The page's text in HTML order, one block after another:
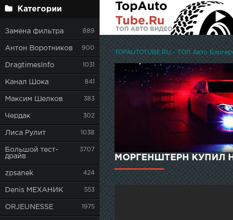
Категории
Замена фильтра 889
Антон Воротников 900
DragtimesInfo 1031
Канал Шока 841
Максим Шелков 383
Чердак 302
Лиса Рулит 1038
Большой тест-
драйв
3707
zpsanek 424
Denis МЕХАНИК 553
ORJEUNESSE 1975
TOPAUTOTUBE.RU - ТОП Авто
МОРГЕНШТЕРН КУПИЛ